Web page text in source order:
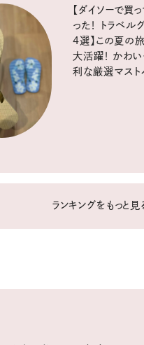
【ダイソーで買
った！ トラベル
4選】この夏の
大活躍！ かわい
利な厳選マスト
ランキングをもっと見